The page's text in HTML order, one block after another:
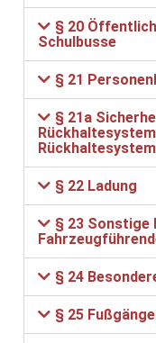
§ 20
Schulbusse
§ 21
§ 21a
§ 22 Ladung
§ 23 Sonstige
§ 24
§ 25